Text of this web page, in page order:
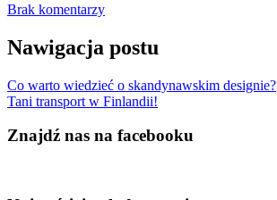
Brak komentarzy
Nawigacja postu
Co warto wiedzieć o skandynawskim designie?
Tani transport w Finlandii!
Znajdź nas na facebooku